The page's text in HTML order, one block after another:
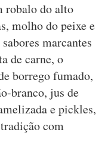
robalo do alto
molho do peixe e
marcantes
de carne, o
borrego fumado,
branco, jus de
e pickles,
com